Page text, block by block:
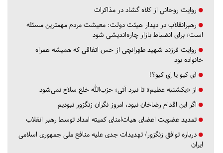
روایت روحانی از کلاه گشاد در مذاکرات
رهبرانقلاب در دیدار هیئت دولت: معیشت مردم مهمترین مسئله
است؛ برای انضباط بازار چاره‌اندیشی شود
روایت فرزند شهید طهرانچی از حس اتفاقی که همیشه همراه
خانواده بود
آي كيو يا اِي كيو؟!
از «یکشنبه عظیم» تا نبرد آتی؛ حزب‌الله خلع سلاح نمی‌شود
اگر این اقدام رضاخان نبود، امروز نگران زنگزور نبودیم
تمدید عضویت اعضای هیات‌امنای کمیته امداد توسط رهبر انقلاب
درباره توافق زنگزور/ تهدیدات جدی علیه منافع ملی جمهوری اسلامی
ایران